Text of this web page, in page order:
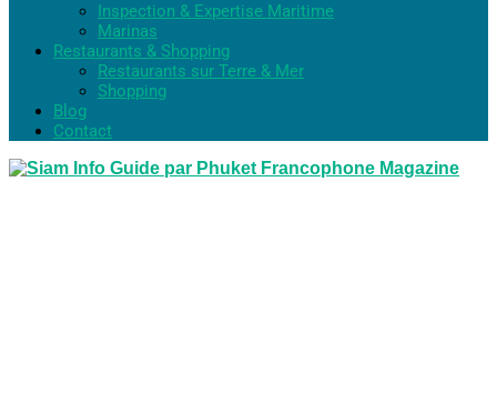
Inspection & Expertise Maritime
Marinas
Restaurants & Shopping
Restaurants sur Terre & Mer
Shopping
Blog
Contact